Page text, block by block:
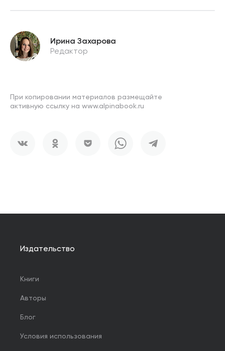
Ирина Захарова
Редактор
При копировании материалов размещайте
активную ссылку на www.alpinabook.ru
Издательство
Книги
Авторы
Блог
Условия использования